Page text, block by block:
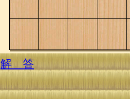
解 答